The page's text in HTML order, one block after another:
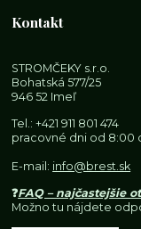
Kontakt
STROMČEKY s.r.o.
Bohatská 577/25
946 52 Imeľ
Tel.:+421 911 801 474
pracovné dni od 8:00
E-mail: info@brest.sk
❓FAQ – najčastejšie
Možno tu nájdete